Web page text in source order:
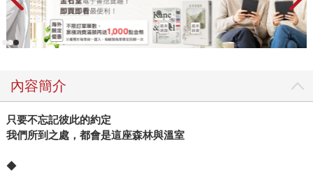
內容簡介
只要不忘記彼此的約定
我們所到之處，都會是這座森林與溫室
◆